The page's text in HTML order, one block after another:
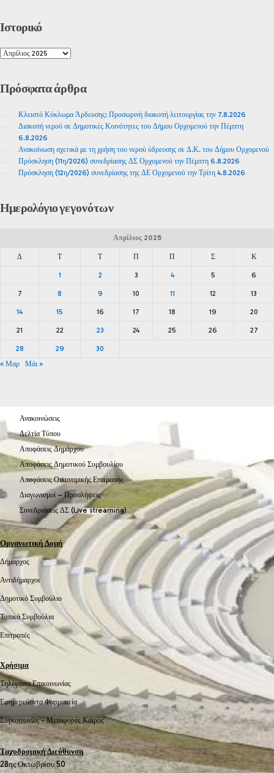
Ιστορικό
Πρόσφαταάρθρα
Κλειστό Κύκλωμα Άρδευσης: Προσωρινή διακοπή λειτουργίας την 7.8.2026
Διακοπή νερού σε Δημοτικές Κοινότητες του Δήμου Ορχομενού την Πέμπτη
6.8.2026
Ανακοίνωση σχετικά με τη χρήση του νερού ύδρευσης σε Δ.Κ. του Δήμου Ορχομενού
Πρόσκληση (11η/2026) συνεδρίασης ΔΣ Ορχομενού την Πέμπτη 6.8.2026
Πρόσκληση (12η/2026) συνεδρίασης της ΔΕ Ορχομενού την Τρίτη 4.8.2026
Ημερολόγιογεγονότων
Απρίλιος 2025
Δ Τ Τ Π Π Σ Κ
1 2 3 4 5 6
7 8 9 10 11 12 13
14 15 16 17 18 19 20
21 22 23 24 25 26 27
28 29
30
« Μαρ
Μάι »
Ανακοινώσεις
Δελτία Τύπου
Αποφάσεις Δημάρχου
Αποφάσεις Δημοτικού Συμβουλίου
Αποφάσεις Οικονομικής Επιτροπής
Διαγωνισμοί – Προσλήψεις
Συνεδριάσεις ΔΣ (Live streaming)
Οργανωτική Δομή
Δήμαρχος
Αντιδήμαρχοι
Δημοτικό Συμβούλιο
Τοπικά Συμβούλια
Επιτροπές
Χρήσιμα
Τηλέφωνα Επικοινωνίας
Εφημερεύοντα Φαρμακεία
Συγκοινωνίες -Μεταφορές Καιρός
Ταχυδρομική Διεύθυνση
28ης Οκτωβρίου 50